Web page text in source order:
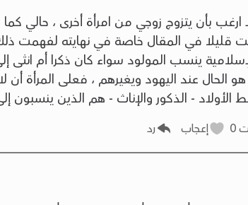
ارغب بأن يتزوج زوجي من امرأة أخرى ، حالي
قليلا في المقال خاصة في نهايته لفهمت
ينسب المولود سواء كان ذكرا أم انثى
هو الحال عند اليهود ويغيرهم ، فعلى المرأة أن
الأولاد - الذكور والإناث - هم الذين ينسبون
إعجاب رد